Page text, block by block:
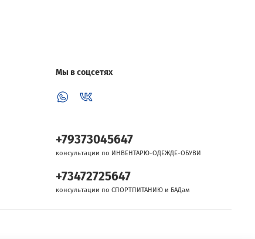
Мы в соцсетях
+79373045647
консультации по ИНВЕНТАРЮ-ОДЕЖДЕ-ОБУВИ
+73472725647
консультации по СПОРТПИТАНИЮ и БАДам